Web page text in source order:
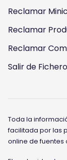
Reclamar
Reclamar
Reclamar
Salir de
Toda la
facilitada por las
online de fuentes